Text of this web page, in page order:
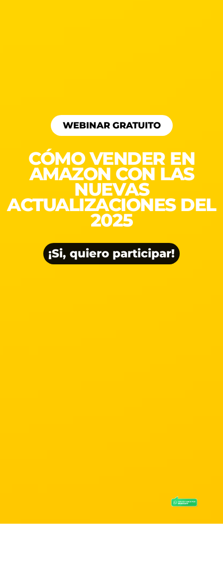
WEBINAR GRATUITO
CÓMO VENDER EN
AMAZON CON LAS
NUEVAS
ACTUALIZACIONES DEL
2025
¡Si, quiero participar!